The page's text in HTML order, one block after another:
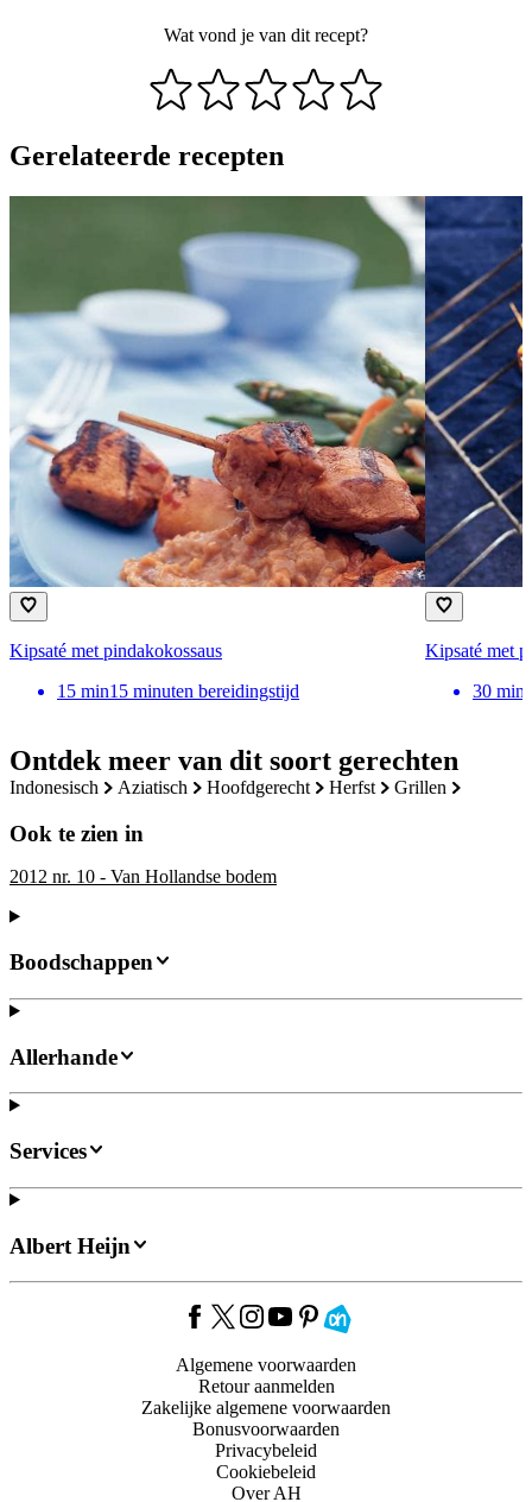
Ontdek meer van dit soort gerechten
indonesisch aziatisch hoofdgerecht herfst grillen
Ook te zien in
2012 nr. 10 - Van Hollandse bodem
Wat vond je van dit recept?
Gerelateerde recepten
Kipsaté met pindakokossaus
15 min15 minuten bereidingstijd
Kipsaté met
30 min
Boodschappen
Allerhande
Services
Albert Heijn
Algemene voorwaarden
Retour aanmelden
Zakelijke algemene voorwaarden
Bonusvoorwaarden
Privacybeleid
Cookiebeleid
Over AH